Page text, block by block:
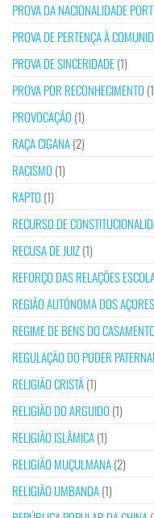
PROVA DA NACIONALIDADE
PROVA DE PERTENÇA À
PROVA DE SINCERIDADE(1)
PROVA POR RECONHECIMENTO
PROVOCAÇÃO (1)
RAÇA CIGANA(2)
RACISMO (1)
RAPTO (1)
RECURSO DE
RECUSA DE JUIZ(1)
REFORÇO DAS RELAÇÕES
REGIÃO AUTÓNOMA DOS AÇORES
REGIME DE BENS DO CASAMENTO
REGULAÇÃO DO PODER PATERNAL
RELIGIÃO CRISTÃ(1)
RELIGIÃO DO ARGUIDO (1)
RELIGIÃO ISLÂMICA(1)
RELIGIÃO MUÇULMANA(2)
RELIGIÃO UMBANDA(1)